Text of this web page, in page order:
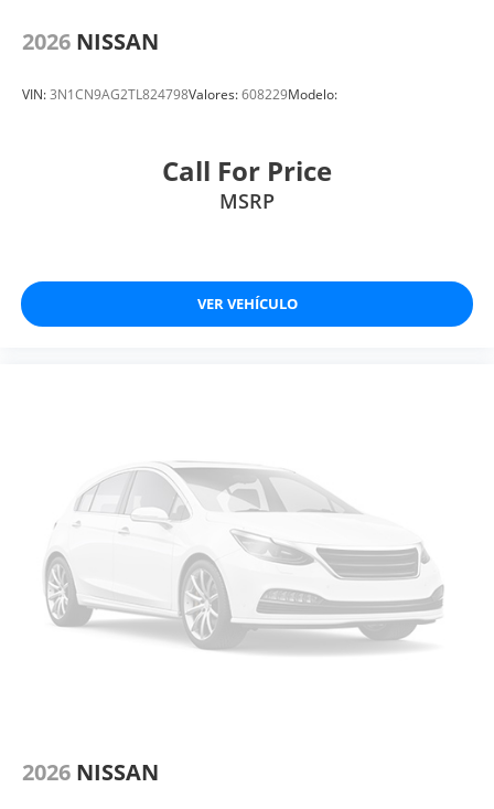
2026 NISSAN
VIN:3N1CN9AG2TL824798Valores:608229Modelo:
Call For Price
MSRP
VER VEHÍCULO
2026 NISSAN